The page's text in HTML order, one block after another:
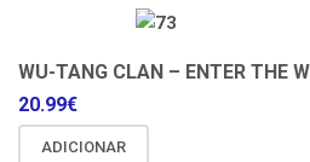
WU-TANG CLAN – ENTER THE
20.99€
ADICIONAR